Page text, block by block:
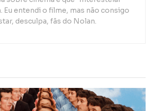
Eu entendi o filme, mas não consigo
desculpa, fãs do Nolan.